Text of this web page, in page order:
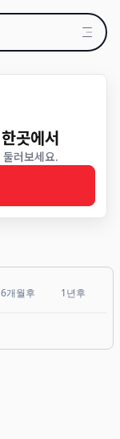
곳에서
러보세요.
6개월후 1년후